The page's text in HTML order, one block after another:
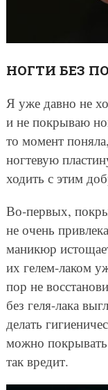
НОГТИ БЕЗ
Я уже давно не
и не покрываю
то момент
ногтевую
ходить с этим
Во-первых,
не очень
маникюр
их гелем-лаком
пор не
без геля-лака
делать
можно
так вредит.